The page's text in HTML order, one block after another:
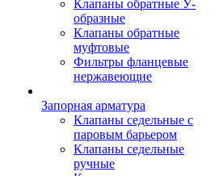
Клапаны обратные У-
образные
Клапаны обратные
муфтовые
Фильтры фланцевые
нержавеющие
Запорная арматура
Клапаны седельные с
паровым барьером
Клапаны седельные
ручные